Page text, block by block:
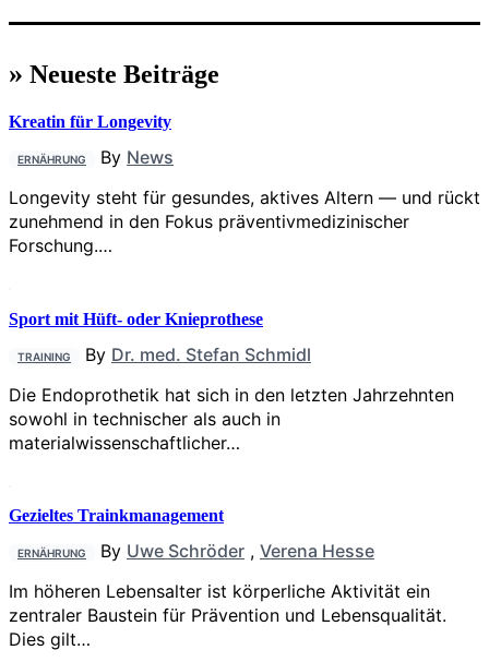
» Neueste Beiträge
Kreatin für Longevity
ERNÄHRUNG By News
Longevity steht für gesundes, aktives Altern — und rückt
zunehmend in den Fokus präventivmedizinischer
Forschung.…
Sport mit Hüft- oder Knieprothese
TRAINING By Dr. med. Stefan Schmidl
Die Endoprothetik hat sich in den letzten Jahrzehnten
sowohl in technischer als auch in
materialwissenschaftlicher…
Gezieltes Trainkmanagement
ERNÄHRUNG By Uwe Schröder , Verena Hesse
Im höheren Lebensalter ist körperliche Aktivität ein
zentraler Baustein für Prävention und Lebensqualität.
Dies gilt…